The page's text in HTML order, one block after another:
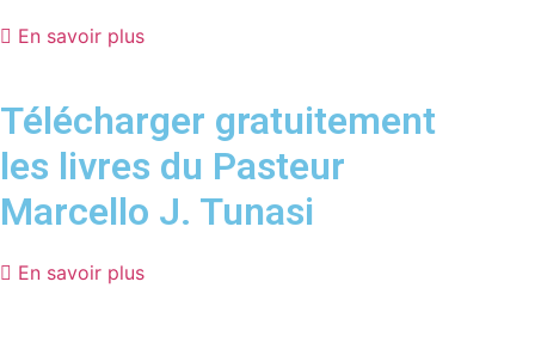
En savoir plus
Télécharger gratuitement
les livres du Pasteur
Marcello J. Tunasi
En savoir plus